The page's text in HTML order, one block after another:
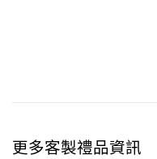
更多客製禮品資訊